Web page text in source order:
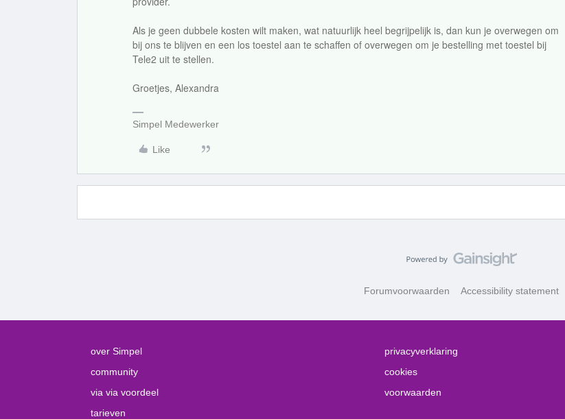
Als je geen dubbele kosten wilt maken, wat natuurlijk heel begrijpelijk is, dan kun je overwegen om
bij ons te blijven en een los toestel aan te schaffen of overwegen om je bestelling met toestel bij
Tele2 uit te stellen.
Groetjes, Alexandra
Simpel Medewerker
Like
Forumvoorwaarden Accessibility statement
over Simpel
community
via via voordeel
tarieven
privacyverklaring
cookies
voorwaarden